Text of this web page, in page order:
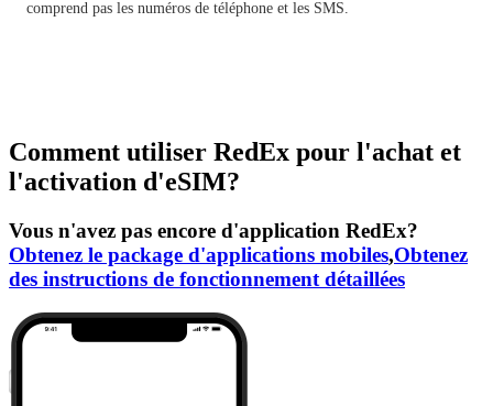
comprend pas les numéros de téléphone et les SMS.
Comment utiliser RedEx pour l'achat et
l'activation d'eSIM?
Vous n'avez pas encore d'application RedEx?
Obtenez le package d'applications mobiles,Obtenez
des instructions de fonctionnement détaillées